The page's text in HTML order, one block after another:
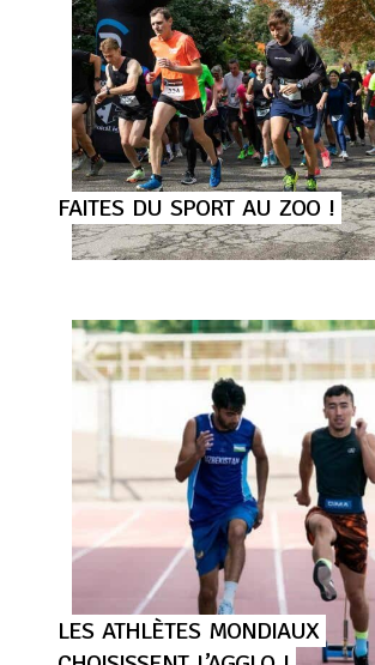
FAITES DU SPORT AU ZOO !
LES ATHLÈTES MONDIAUX